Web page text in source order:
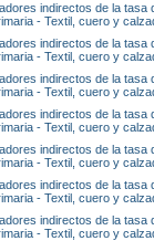
indirectos de la tasa
- Textil, cuero y
indirectos de la tasa
- Textil, cuero y
indirectos de la tasa
- Textil, cuero y
indirectos de la tasa
- Textil, cuero y
indirectos de la tasa
- Textil, cuero y
indirectos de la tasa
- Textil, cuero y
indirectos de la tasa
- Textil, cuero y